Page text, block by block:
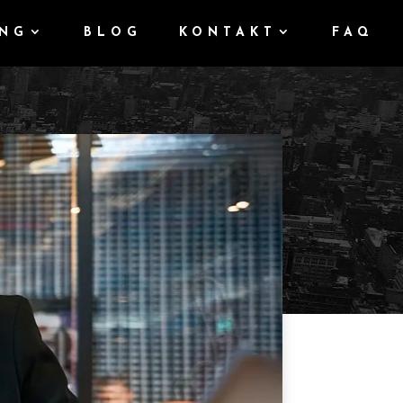
BLOG KONTAKT FAQ